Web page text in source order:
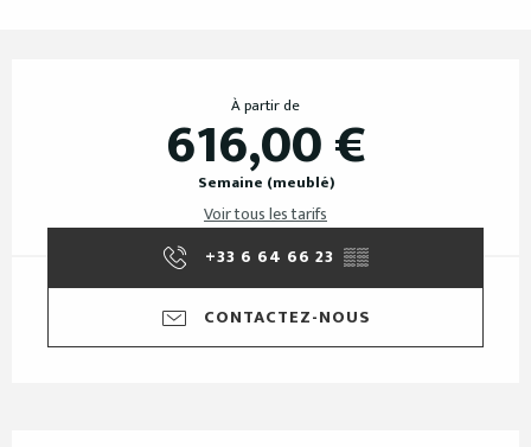
À partir de
616,00 €
Semaine (meublé)
Voir tous les tarifs
+33 6 64 66 23 ▒▒
CONTACTEZ-NOUS